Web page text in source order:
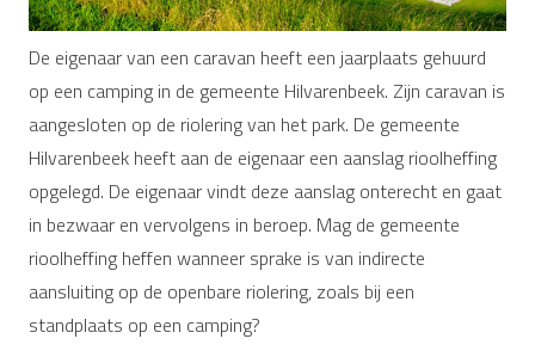
De eigenaar van een caravan heeft een jaarplaats gehuurd
op een camping in de gemeente Hilvarenbeek. Zijn caravan is
aangesloten op de riolering van het park. De gemeente
Hilvarenbeek heeft aan de eigenaar een aanslag rioolheffing
opgelegd. De eigenaar vindt deze aanslag onterecht en gaat
in bezwaar en vervolgens in beroep. Mag de gemeente
rioolheffing heffen wanneer sprake is van indirecte
aansluiting op de openbare riolering, zoals bij een
standplaats op een camping?